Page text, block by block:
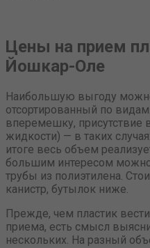
Цены на прием
Йошкар-Оле
Наибольшую выгоду
отсортированный по
вперемешку, присутствие
жидкости) — в таких
итоге весь объем
большим интересом можно
трубы из полиэтилена.
канистр, бутылок ниже.
Прежде, чем пластик
приема, есть смысл
нескольких. На разный